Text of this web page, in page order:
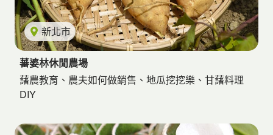
新北市
蕃婆林休閒農場
藷農教育、農夫如何做銷售、地瓜挖挖樂、甘藷料理
DIY